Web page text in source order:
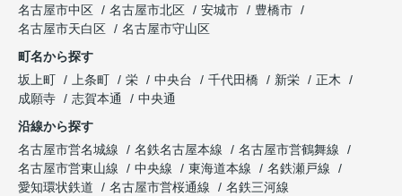
名古屋市中区
名古屋市北区 安城市
豊橋市
名古屋市天白区
名古屋市守山区
町名から探す
坂上町
上条町 栄 中央台 千代田橋 新栄
正木
成願寺
志賀本通
中央通
沿線から探す
名古屋市営名城線
名鉄名古屋本線
名古屋市営鶴舞線
名古屋市営東山線
中央線 東海道本線
名鉄瀬戸線
愛知環状鉄道
名古屋市営桜通線
名鉄三河線